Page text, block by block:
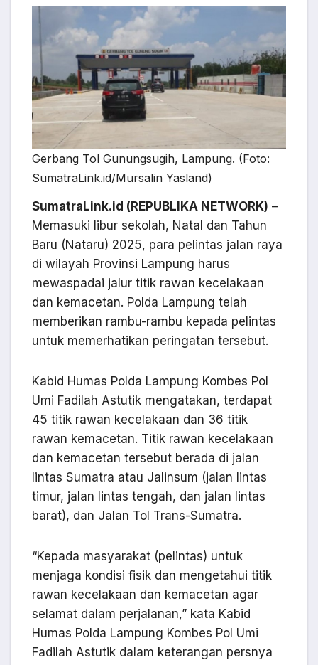
Gerbang Tol Gunungsugih, Lampung. (Foto:
SumatraLink.id/Mursalin Yasland)
SumatraLink.id (REPUBLIKA NETWORK) –
Memasuki libur sekolah, Natal dan Tahun
Baru (Nataru) 2025, para pelintas jalan raya
di wilayah Provinsi Lampung harus
mewaspadai jalur titik rawan kecelakaan
dan kemacetan. Polda Lampung telah
memberikan rambu-rambu kepada pelintas
untuk memerhatikan peringatan tersebut.
Kabid Humas Polda Lampung Kombes Pol
Umi Fadilah Astutik mengatakan, terdapat
45 titik rawan kecelakaan dan 36 titik
rawan kemacetan. Titik rawan kecelakaan
dan kemacetan tersebut berada di jalan
lintas Sumatra atau Jalinsum (jalan lintas
timur, jalan lintas tengah, dan jalan lintas
barat), dan Jalan Tol Trans-Sumatra.
“Kepada masyarakat (pelintas) untuk
menjaga kondisi fisik dan mengetahui titik
rawan kecelakaan dan kemacetan agar
selamat dalam perjalanan,” kata Kabid
Humas Polda Lampung Kombes Pol Umi
Fadilah Astutik dalam keterangan persnya